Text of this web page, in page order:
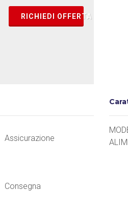
RICHIEDI OFFERTA
Assicurazione
Consegna